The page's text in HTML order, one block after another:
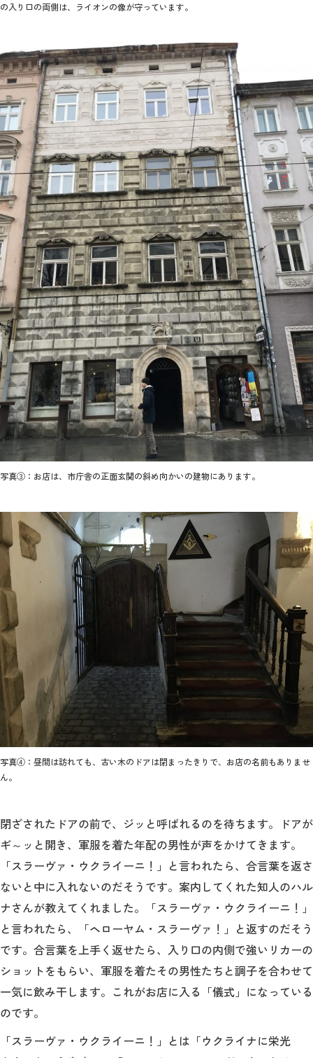
アクセス
キャンパス
お問合わせ 取材・撮影
の入り口の両側は、ライオンの像が守っています。
写真③：お店は、市庁舎の正面玄関の斜め向かいの建物にあります。
写真④：昼間は訪れても、古い木のドアは閉まったきりで、お店の名前もありませ
ん。
閉ざされたドアの前で、ジッと呼ばれるのを待ちます。ドアが
ギ～ッと開き、軍服を着た年配の男性が声をかけてきます。
「スラーヴァ・ウクライーニ！」と言われたら、合言葉を返さ
ないと中に入れないのだそうです。案内してくれた知人のハル
ナさんが教えてくれました。「スラーヴァ・ウクライーニ！」
と言われたら、「ヘローヤム・スラーヴァ！」と返すのだそう
です。合言葉を上手く返せたら、入り口の内側で強いリカーの
ショットをもらい、軍服を着たその男性たちと調子を合わせて
一気に飲み干します。これがお店に入る「儀式」になっている
のです。
「スラーヴァ・ウクライーニ！」とは「ウクライナに栄光